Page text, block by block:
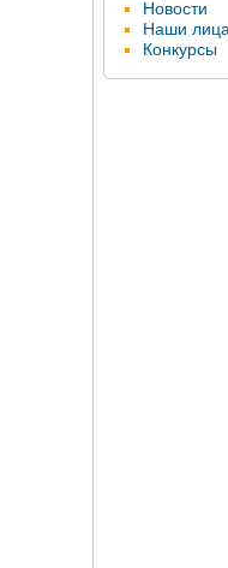
Новости
Наши лица
Конкурсы